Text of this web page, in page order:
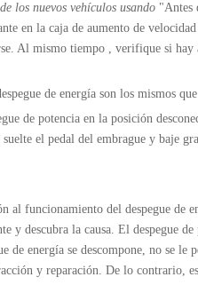
los nuevos vehículos usando "Antes
en la caja de aumento de
Al mismo tiempo , verifique si
de energía son los mismos
de potencia en la posición
el pedal del embrague y baje
al funcionamiento del despegue de
y descubra la causa. El despegue
de energía se descompone, no se
y reparación. De lo contrario,